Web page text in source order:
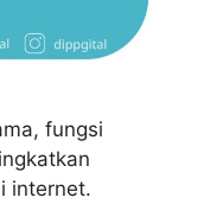
fungsi
internet.